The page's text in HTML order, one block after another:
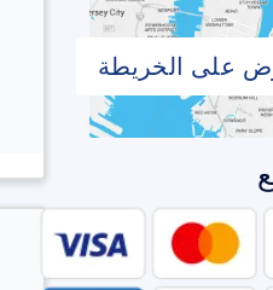
على الخريطة